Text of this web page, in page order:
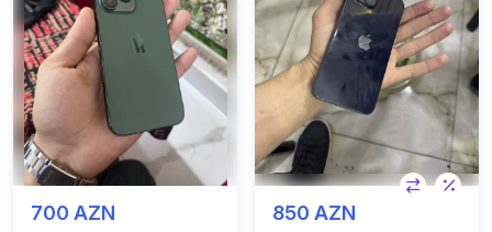
700 AZN 850 AZN